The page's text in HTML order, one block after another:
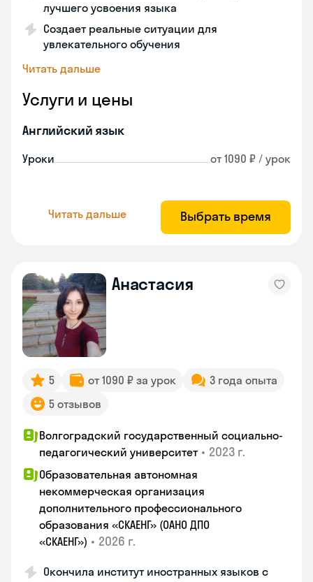
лучшего усвоения языка
Создает реальные ситуации для
увлекательного обучения
Читать дальше
Услуги и цены
Английский язык
Уроки от 1090 ₽ / урок
Читать дальше Выбрать время
Анастасия
5 от 1090 ₽ за урок
3 года опыта
5 отзывов
Волгоградский государственный социально-
педагогический университет • 2023 г.
Образовательная автономная
некоммерческая организация
дополнительного профессионального
образования «СКАЕНГ» (ОАНО ДПО
«СКАЕНГ») • 2026 г.
Окончила институт иностранных языков с